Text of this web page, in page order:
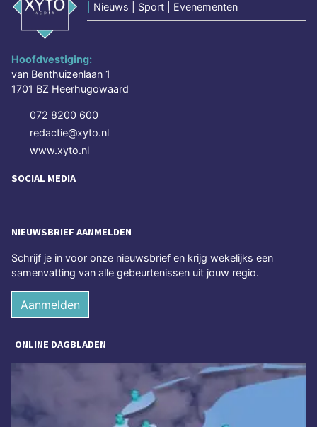
Nieuws | Sport | Evenementen
Hoofdvestiging:
van Benthuizenlaan 1
1701 BZ Heerhugowaard
072 8200 600
redactie@xyto.nl
www.xyto.nl
SOCIAL MEDIA
NIEUWSBRIEF AANMELDEN
Schrijf je in voor onze nieuwsbrief en krijg wekelijks een
samenvatting van alle gebeurtenissen uit jouw regio.
Aanmelden
ONLINE DAGBLADEN